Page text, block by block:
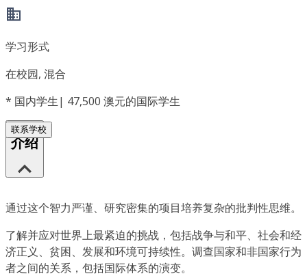
学习形式
在校园, 混合
* 国内学生| 47,500 澳元的国际学生
联系学校
介绍
通过这个智力严谨、研究密集的项目培养复杂的批判性思维。
了解并应对世界上最紧迫的挑战，包括战争与和平、社会和经
济正义、贫困、发展和环境可持续性。调查国家和非国家行为
者之间的关系，包括国际体系的演变。